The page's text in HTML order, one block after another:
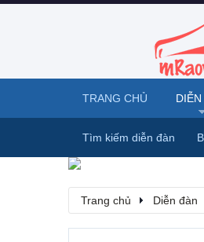
Trang chủ Diễn đàn
TRANG CHỦ
Tìm kiếm diễn đàn